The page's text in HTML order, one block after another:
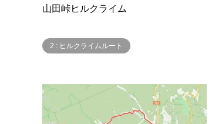
山田峠ヒルクライム
2 : ヒルクライムルート